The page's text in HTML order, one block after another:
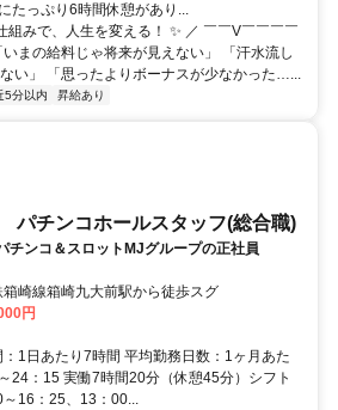
たっぷり6時間休憩があり...
組みで、人生を変える！ ✨ ／ ￣￣V￣￣￣￣
まの給料じゃ将来が見えない」 「汗水流し
い」 「思ったよりボーナスが少なかった…...
5分以内 昇給あり
パチンコホールスタッフ(総合職)
チンコ＆スロットMJグループの正社員
崎線箱崎九大前駅から徒歩スグ
円
1日あたり7時間 平均勤務日数：1ヶ月あた
24：15 実働7時間20分（休憩45分）シフト
16：25、13：00...